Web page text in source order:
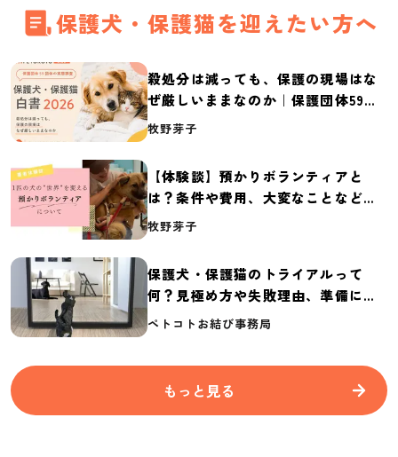
保護犬・保護猫を迎えたい方へ
殺処分は減っても、保護の現場はな
ぜ厳しいままなのか｜保護団体59団
体の実態調査【保護犬・保護猫白書
牧野芽子
【体験談】預かりボランティアと
は？条件や費用、大変なことなど紹
介
牧野芽子
保護犬・保護猫のトライアルって
何？見極め方や失敗理由、準備に必
要なものを紹介
ペトコトお結び事務局
もっと見る